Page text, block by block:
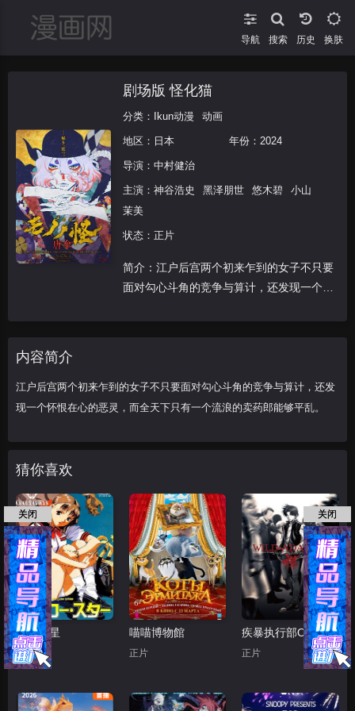
导航 搜索 换肤
剧场版 怪化猫
分类： Ikun动漫 动画
地区： 日本 年份： 2024
导演： 中村健治
主演： 神谷浩史 黑泽朋世 悠木碧
小山
茉美
状态：正片
简介：江户后宫两个初来乍到的女子不只要
面对勾心斗角的竞争与算计，还发现一个怀
内容简介
江户后宫两个初来乍到的女子不只要面对勾心斗角的竞争与算计，还发
现一个怀恨在心的恶灵，而全天下只有一个流浪的卖药郎能够平乱。
猜你喜欢
黄色之星
正片
喵喵博物館
正片
疾暴执行部OVA：禅
正片
关闭 关闭